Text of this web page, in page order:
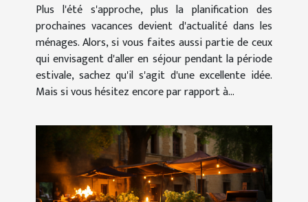
Plus l'été s'approche, plus la planification des
prochaines vacances devient d'actualité dans les
ménages. Alors, si vous faites aussi partie de ceux
qui envisagent d'aller en séjour pendant la période
estivale, sachez qu'il s'agit d'une excellente idée.
Mais si vous hésitez encore par rapport à...